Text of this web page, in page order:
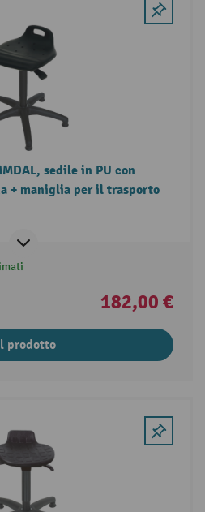
sedile in PU con
+ maniglia per il trasporto
182,00 €
prodotto